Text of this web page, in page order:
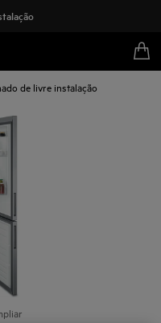
de livre instalação